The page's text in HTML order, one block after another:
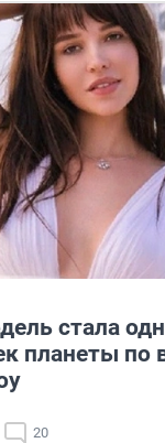
стала
планеты по
20